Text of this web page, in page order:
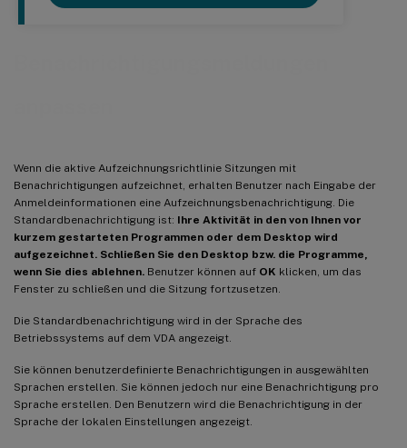
Wenn die aktive Aufzeichnungsrichtlinie Sitzungen mit
Benachrichtigungen aufzeichnet, erhalten Benutzer nach Eingabe der
Anmeldeinformationen eine Aufzeichnungsbenachrichtigung. Die
Standardbenachrichtigung ist: Ihre Aktivität in den von Ihnen vor
kurzem gestarteten Programmen oder dem Desktop wird
aufgezeichnet. Schließen Sie den Desktop bzw. die Programme,
wenn Sie dies ablehnen. Benutzer können auf OK klicken, um das
Fenster zu schließen und die Sitzung fortzusetzen.
Die Standardbenachrichtigung wird in der Sprache des
Betriebssystems auf dem VDA angezeigt.
Sie können benutzerdefinierte Benachrichtigungen in ausgewählten
Sprachen erstellen. Sie können jedoch nur eine Benachrichtigung pro
Sprache erstellen. Den Benutzern wird die Benachrichtigung in der
Sprache der lokalen Einstellungen angezeigt.